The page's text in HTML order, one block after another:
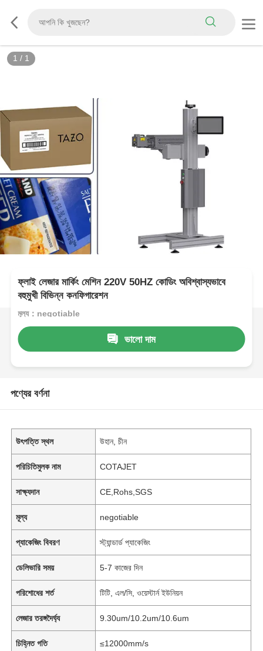
1 / 1
ফ্লাই লেজার মার্কিং মেশিন 220V 50HZ কোডিং অবিশ্বাস্যভাবে
বহুমুখী বিভিন্ন কনফিগারেশন
মূল্য：negotiable
ভালো দাম
পণ্যের বর্ণনা
উৎপত্তি স্থল উহান, চীন
পরিচিতিমুলক নাম COTAJET
সাক্ষ্যদান CE,Rohs,SGS
মূল্য negotiable
প্যাকেজিং বিবরণ স্ট্যান্ডার্ড প্যাকেজিং
ডেলিভারি সময় 5-7 কাজের দিন
পরিশোধের শর্ত টিটি, এল/সি, ওয়েস্টার্ন ইউনিয়ন
লেজার তরঙ্গদৈর্ঘ্য 9.30um/10.2um/10.6um
চিহ্নিত গতি ≤12000mm/s